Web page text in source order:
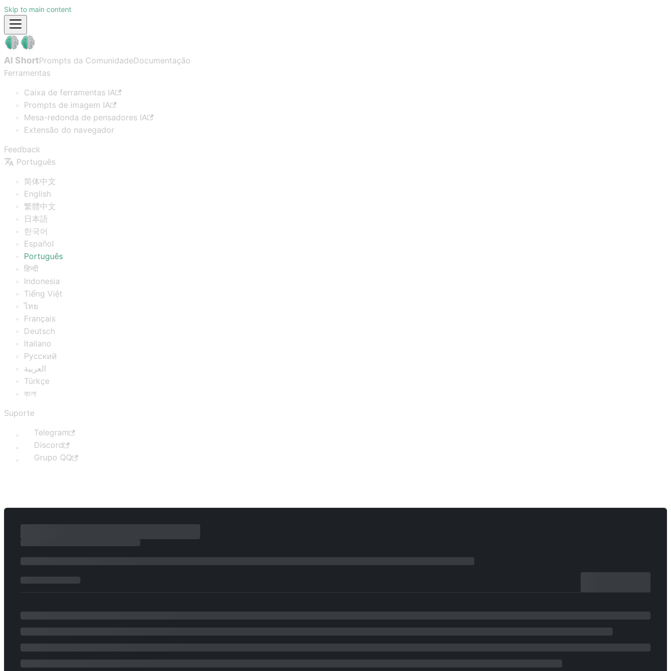
Skip to main content
AI ShortPrompts da ComunidadeDocumentação
Ferramentas
Caixa de ferramentas IA
Prompts de imagem IA
Mesa-redonda de pensadores IA
Extensão do navegador
Feedback
Português
简体中文
English
繁體中文
日本語
한국어
Español
Português
हिन्दी
Indonesia
Tiếng Việt
ไทย
Français
Deutsch
Italiano
Русский
العربية
Türkçe
বাংলা
Suporte
Telegram
Discord
Grupo QQ